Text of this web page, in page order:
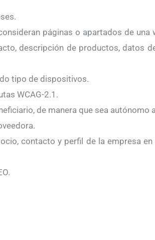
páginas o apartados de una
descripción de productos, datos
tipo de dispositivos.
WCAG-2.1.
de manera que sea autónomo
contacto y perfil de la empresa